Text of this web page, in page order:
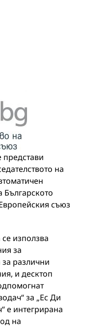
на
Българското
съюз
използва
за
различни
и десктоп
за „Ес Ди
е интегрирана
на